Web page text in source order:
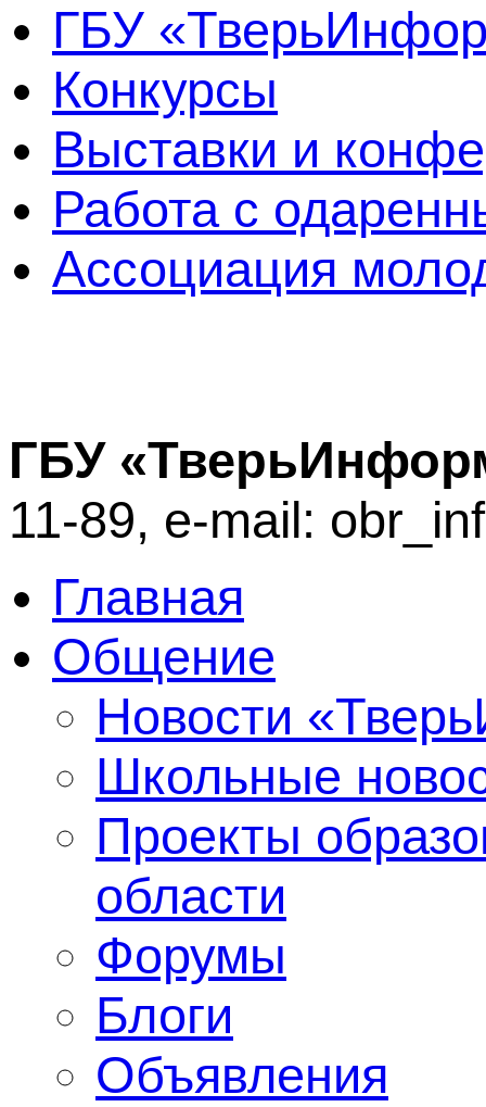
ГБУ
Конкурсы
Выставки и
Работа с
Ассоциация
ГБУ
11-89, e-mail:
Главная
Общение
Новости
Школьные
Проекты
области
Форумы
Блоги
Объявления